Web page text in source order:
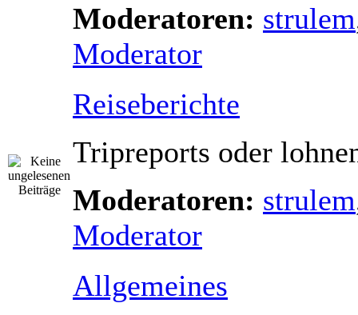
Moderatoren: strulem
Moderator
Reiseberichte
Tripreports oder
Moderatoren: strulem
Moderator
Allgemeines